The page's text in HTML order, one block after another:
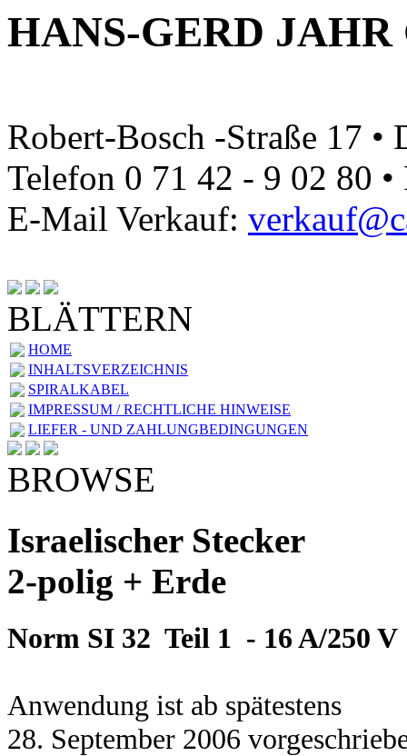
HANS-GERD
Robert-Bosch -Straße 17
Telefon 0 71 42 - 9 02 80
E-Mail Verkauf:
BLÄTTERN
HOME
INHALTSVERZEICHNIS
SPIRALKABEL
IMPRESSUM / RECHTLICHE HINWEISE
LIEFER - UND ZAHLUNGBEDINGUNGEN
BROWSE
Israelischer Stecker
2-polig + Erde
Norm SI 32 Teil 1 - 16 A/250 V
Anwendung ist ab spätestens
28. September 2006